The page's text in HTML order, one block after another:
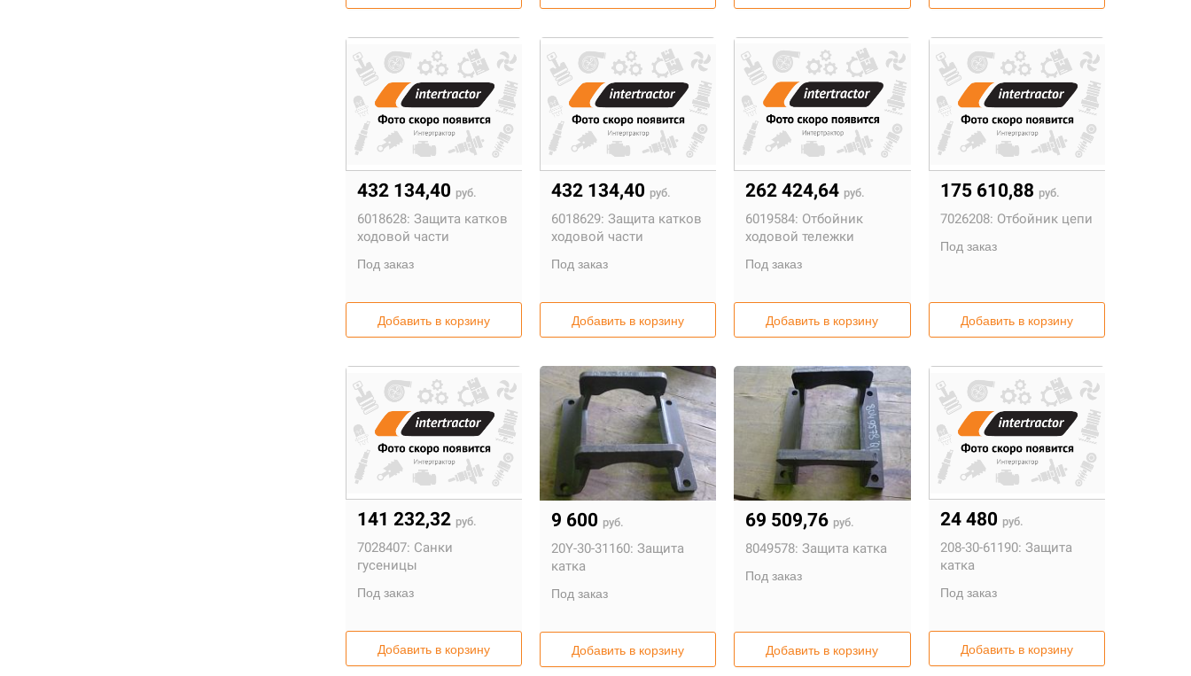
432 134,40 руб.
6018628: Защита катков
ходовой части
Под заказ
Добавить в корзину
432 134,40 руб.
6018629: Защита катков
ходовой части
Под заказ
Добавить в корзину
262 424,64 руб.
6019584: Отбойник
ходовой тележки
Под заказ
Добавить в корзину
175 610,88 руб.
7026208: Отбойник цепи
Под заказ
Добавить в корзину
141 232,32 руб.
7028407: Санки
гусеницы
Под заказ
Добавить в корзину
9 600 руб.
20Y-30-31160: Защита
катка
Под заказ
Добавить в корзину
69 509,76 руб.
8049578: Защита катка
Под заказ
Добавить в корзину
24 480 руб.
208-30-61190: Защита
катка
Под заказ
Добавить в корзину